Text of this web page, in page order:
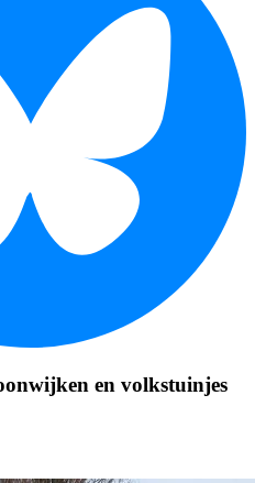
en volkstuinjes